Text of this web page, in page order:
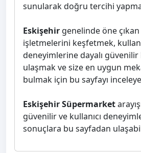
sunularak doğru tercihi
Eskişehir genelinde öne çıkan
işletmelerini keşfetmek,
deneyimlerine dayalı
ulaşmak ve size en uygun
bulmak için bu sayfayı
Eskişehir Süpermarket
güvenilir ve kullanıcı
sonuçlara bu sayfadan